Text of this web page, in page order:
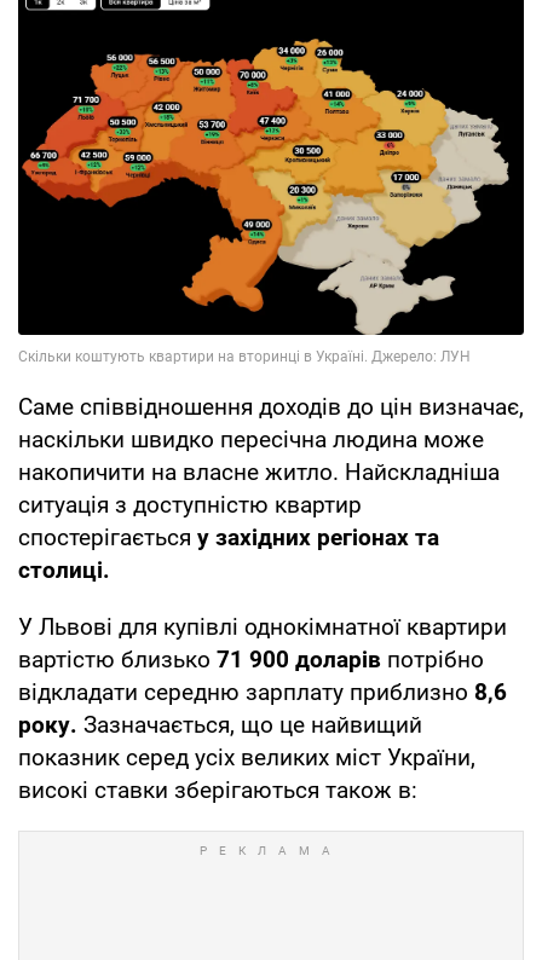
Саме співвідношення доходів до цін визначає,
наскільки швидко пересічна людина може
накопичити на власне житло. Найскладніша
ситуація з доступністю квартир
спостерігається у західних регіонах та
столиці.
У Львові для купівлі однокімнатної квартири
вартістю близько 71 900 доларів потрібно
відкладати середню зарплату приблизно 8,6
року. Зазначається, що це найвищий
показник серед усіх великих міст України,
високі ставки зберігаються також в: